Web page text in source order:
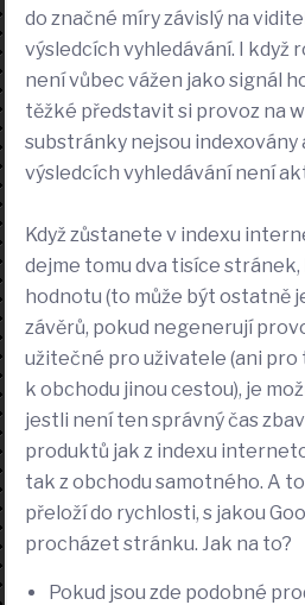
do značné míry závislý na
výsledcích vyhledávání. I když
není vůbec vážen jako signál
těžké představit si provoz na
substránky nejsou indexovány
výsledcích vyhledávání není
Když zůstanete v indexu
dejme tomu dva tisíce
hodnotu (to může být ostatně
závěrů, pokud negenerují
užitečné pro uživatele (ani pro
k obchodu jinou cestou), je
jestli není ten správný čas
produktů jak z indexu
tak z obchodu samotného. A
přeloží do rychlosti, s jakou
procházet stránku. Jak na to?
Pokud jsou zde podobné